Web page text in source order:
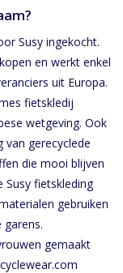
Susy ingekocht.
en werkt enkel
uit Europa.
fietskledij
wetgeving. Ook
van gerecyclede
die mooi blijven
Susy fietskleding
gebruiken
garens.
gemaakt